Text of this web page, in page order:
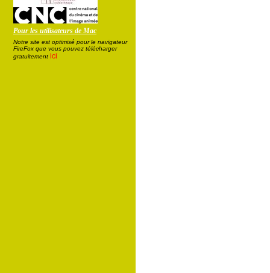
Pour les utilisateurs de Mac
Notre site est optimisé pour le navigateur
FireFox que vous pouvez télécharger
gratuitement ici